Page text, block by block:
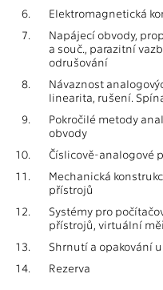
6.
Elektromagnetická
7.
Napájecí obvody,
a souč., parazitní
odrušování
8.
Návaznost
linearita, rušení.
9.
Pokročilé metody
obvody
10.
Číslicově-analogové
11.
Mechanická
přístrojů
12.
Systémy pro
přístrojů, virtuální
13.
Shrnutí a opakování
14.
Rezerva